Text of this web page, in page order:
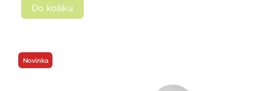
Do košíku
Novinka